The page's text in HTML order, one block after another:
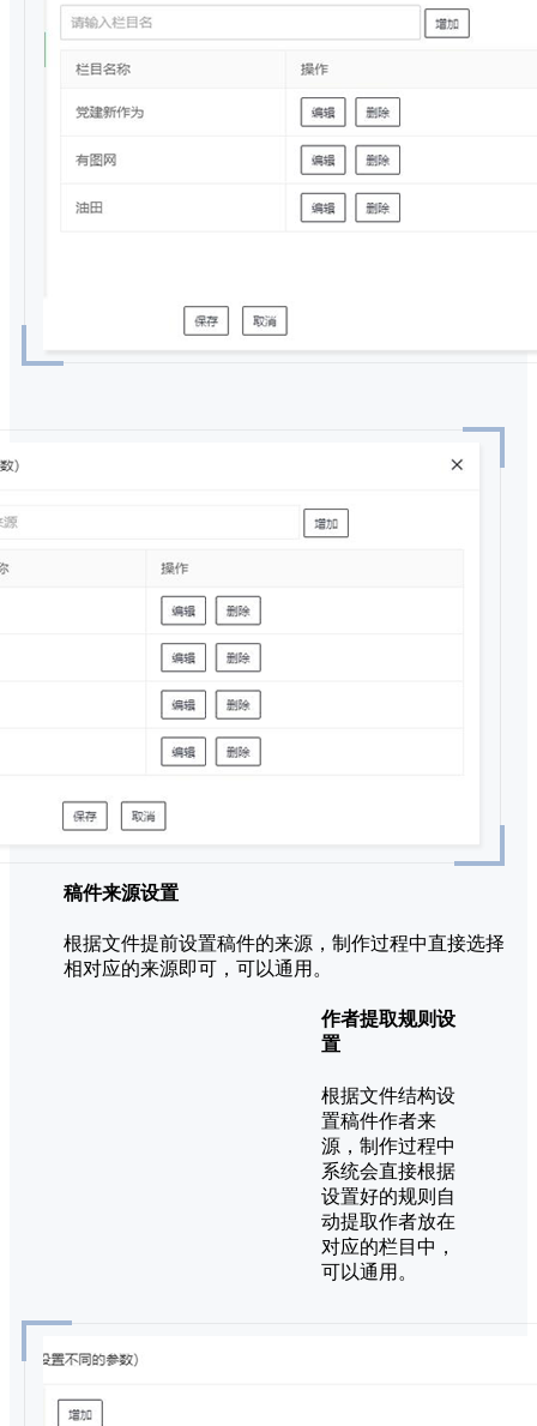
稿件来源设置
根据文件提前设置稿件的来源，制作过程中直接选择
相对应的来源即可，可以通用。
作者提取规则设
置
根据文件结构设
置稿件作者来
源，制作过程中
系统会直接根据
设置好的规则自
动提取作者放在
对应的栏目中，
可以通用。